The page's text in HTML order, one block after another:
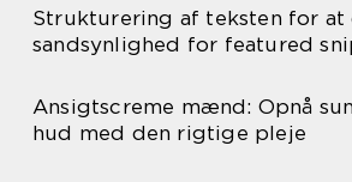
Strukturering af teksten for at
sandsynlighed for featured
Ansigtscreme mænd: Opnå
hud med den rigtige pleje